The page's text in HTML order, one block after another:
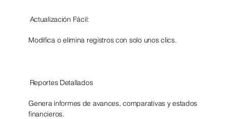
Actualización Fácil:
Modifica o elimina registros con solo unos clics.
Reportes Detallados
Genera informes de avances, comparativas y estados
financieros.